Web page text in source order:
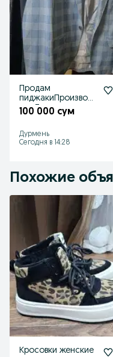
Продам
пиджакиПроизводс
тва Турция
100 000 сум
Дурмень
Сегодня в 14:28
Похожие
Кросовки женские